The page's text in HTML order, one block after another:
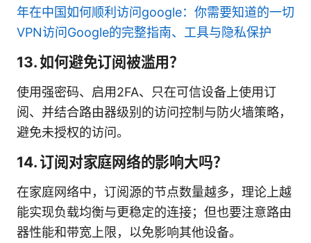
年在中国如何顺利访问google：你需要知道的一切
VPN访问Google的完整指南、工具与隐私保护
13. 如何避免订阅被滥用？
使用强密码、启用2FA、只在可信设备上使用订
阅、并结合路由器级别的访问控制与防火墙策略，
避免未授权的访问。
14. 订阅对家庭网络的影响大吗？
在家庭网络中，订阅源的节点数量越多，理论上越
能实现负载均衡与更稳定的连接；但也要注意路由
器性能和带宽上限，以免影响其他设备。